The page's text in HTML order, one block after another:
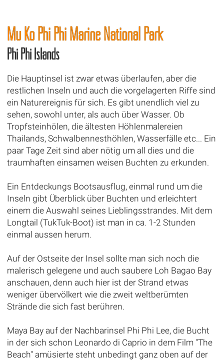
Mu Ko Phi Phi Marine National Park
Phi Phi Islands
Die Hauptinsel ist zwar etwas überlaufen, aber die
restlichen Inseln und auch die vorgelagerten Riffe sind
ein Naturereignis für sich. Es gibt unendlich viel zu
sehen, sowohl unter, als auch über Wasser. Ob
Tropfsteinhölen, die ältesten Höhlenmalereien
Thailands, Schwalbennesthöhlen, Wasserfälle etc... Ein
paar Tage Zeit sind aber nötig um all dies und die
traumhaften einsamen weisen Buchten zu erkunden.
Ein Entdeckungs Bootsausflug, einmal rund um die
Inseln gibt Überblick über Buchten und erleichtert
einem die Auswahl seines Lieblingsstrandes. Mit dem
Longtail (TukTuk-Boot) ist man in ca. 1-2 Stunden
einmal aussen herum.
Auf der Ostseite der Insel sollte man sich noch die
malerisch gelegene und auch saubere Loh Bagao Bay
anschauen, denn auch hier ist der Strand etwas
weniger übervölkert wie die zweit weltberümten
Strände die sich fast berühren.
Maya Bay auf der Nachbarinsel Phi Phi Lee, die Bucht
in der sich schon Leonardo di Caprio in dem Film "The
Beach" amüsierte steht unbedingt ganz oben auf der